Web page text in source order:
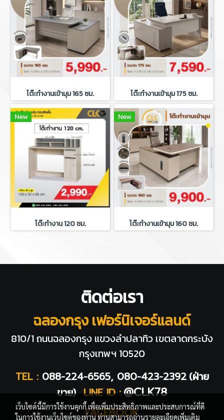
โต๊ะทำงานเข้ามุม 165 ซม. โต๊ะทำงานเข้ามุม 175 ซม.
New
โต๊ะทำงาน 120 ซม.
New
โต๊ะทำงานเข้ามุม 160 ซม.
ติดต่อเรา
ฉลองกรุง เฟอร์นิเจอร์แลนด์
810/1 ถนนฉลองกรุง แขวงลำปลาทิว เขตลาดกระบัง
กรุงเทพฯ 10520
TEL : 088-224-6565, 080-423-2392 (ฝ่าย
ขาย) LINE ID : @CLK78
FACEBOOK
เว็บไซต์นี้มีการใช้งานคุกกี้ เพื่อเพิ่มประสิทธิภาพและประสบการณ์ที่ดี
ในการใช้งานเว็บไซต์ของท่าน ท่านสามารถอ่านรายละเอียดเพิ่มเติม